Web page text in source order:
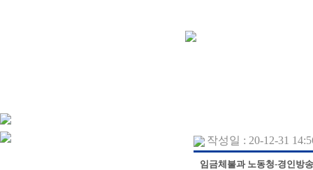
작성일 : 20-12-31
임금체불과 노동청-경인방